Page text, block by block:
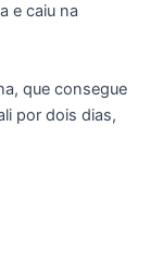
e caiu na
que consegue
por dois dias,